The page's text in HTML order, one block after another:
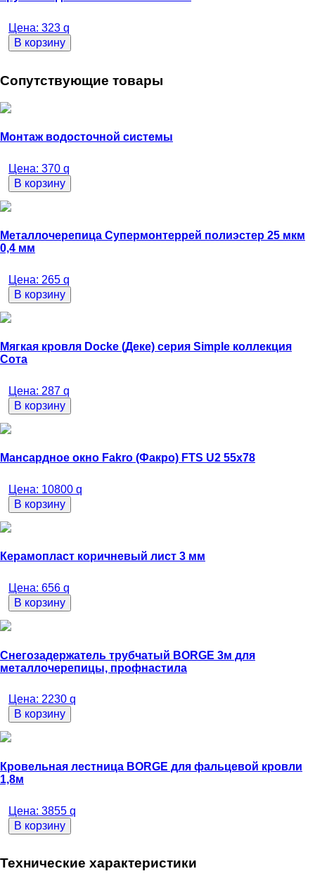
Цена: 323 q
В корзину
Сопутствующие товары
Монтаж водосточной системы
Цена: 370 q
В корзину
Металлочерепица Супермонтеррей полиэстер 25 мкм
0,4 мм
Цена: 265 q
В корзину
Мягкая кровля Docke (Деке) серия Simple коллекция
Сота
Цена: 287 q
В корзину
Мансардное окно Fakro (Факро) FTS U2 55х78
Цена: 10800 q
В корзину
Керамопласт коричневый лист 3 мм
Цена: 656 q
В корзину
Снегозадержатель трубчатый BORGE 3м для
металлочерепицы, профнастила
Цена: 2230 q
В корзину
Кровельная лестница BORGE для фальцевой кровли
1,8м
Цена: 3855 q
В корзину
Технические характеристики